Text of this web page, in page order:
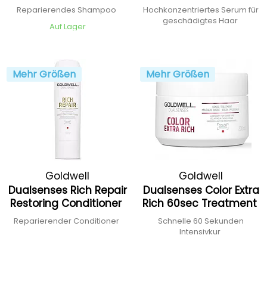
Reparierendes Shampoo
Auf Lager
Hochkonzentriertes Serum für
geschädigtes Haar
Mehr Größen
Goldwell
Dualsenses Rich Repair
Restoring Conditioner
Reparierender Conditioner
Mehr Größen
Goldwell
Dualsenses Color Extra
Rich 60sec Treatment
Schnelle 60 Sekunden
Intensivkur